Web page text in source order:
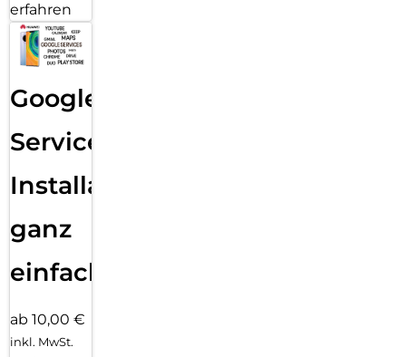
erfahren
Google
Services
Installation
ganz
einfach
ab 10,00 €
inkl. MwSt.